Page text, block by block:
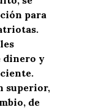
para
.
dinero y
superior,
de